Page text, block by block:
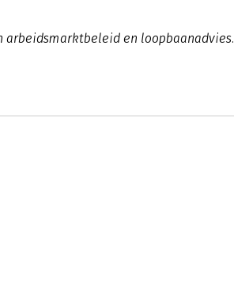
en loopbaanadvies.